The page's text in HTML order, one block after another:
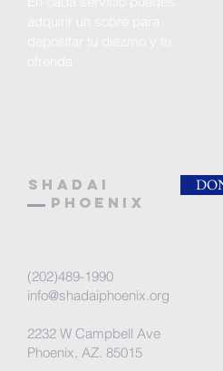
SHADAI
PHOENIX
(202)489-1990
info@shadaiphoenix.org
2232 W Campbell Ave
Phoenix, AZ. 85015